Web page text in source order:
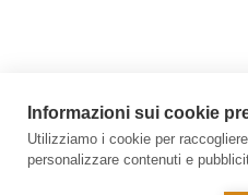
Informazioni sui cookie
Utilizziamo i cookie per
personalizzare contenuti e